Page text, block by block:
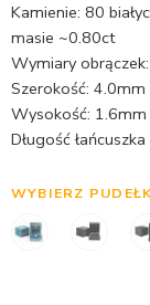
Kamienie: 80
masie ~0.80ct
Wymiary obrączek:
Szerokość: 4.0mm
Wysokość: 1.6mm
Długość
WYBIERZ